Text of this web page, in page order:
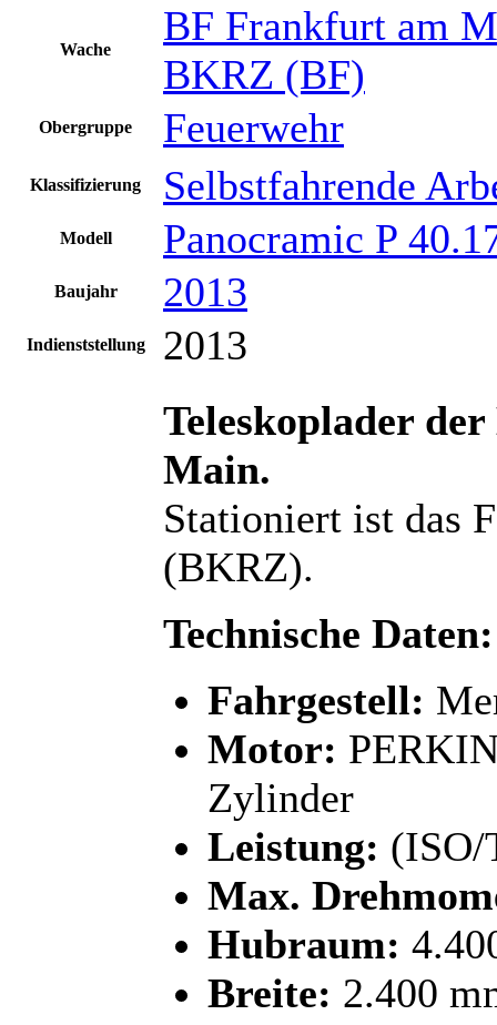
Wache
BF Frankfurt am
BKRZ (BF)
Obergruppe Feuerwehr
Klassifizierung Selbstfahrende
Modell Panocramic P
Baujahr 2013
Indienststellung
2013
Teleskoplader
Main.
Stationiert ist das
(BKRZ).
Technische Daten:
Fahrgestell:
Motor:
Zylinder
Leistung: (ISO/
Max.
Hubraum:
Breite: 2.400